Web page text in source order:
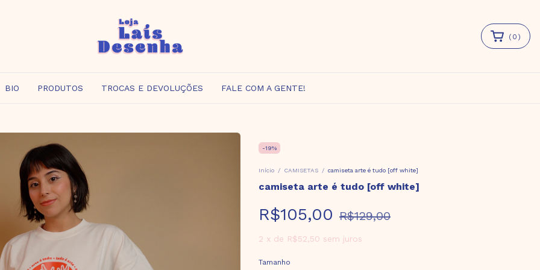
( 0 )
BIO PRODUTOS TROCAS E DEVOLUÇÕES FALE COM A GENTE!
-19%
Início / CAMISETAS / camiseta arte é tudo [off white]
camiseta arte é tudo [off white]
R$105,00 R$129,00
2 x de R$52,50 sem juros
Tamanho